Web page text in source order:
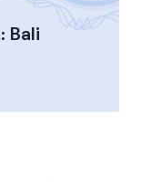
: Bali